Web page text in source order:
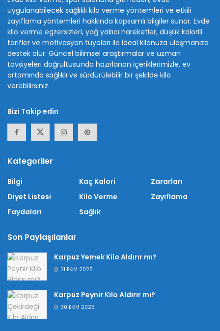
uygulanabilecek sağlıklı kilo verme yöntemleri ve etkili
zayıflama yöntemleri hakkında kapsamlı bilgiler sunar. Evde
kilo verme egzersizleri, yağ yakıcı hareketler, düşük kalorili
tarifler ve motivasyon tüyoları ile ideal kilonuza ulaşmanıza
destek olur. Güncel bilimsel araştırmalar ve uzman
tavsiyeleri doğrultusunda hazırlanan içeriklerimizle, ev
ortamında sağlıklı ve sürdürülebilir bir şekilde kilo
verebilirsiniz.
Bizi Takip edin
Kategoriler
Bilgi
Diyet Listesi
Faydaları
Kaç Kalori
Kilo Verme
Sağlık
Zararları
Zayıflama
Son Paylaşılanlar
Karpuz Yemek Kilo Aldırır mı?
31 EKIM 2025
Karpuz Peynir Kilo Aldırır mı?
30 EKIM 2025